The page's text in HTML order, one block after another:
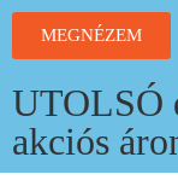
MEGNÉZEM
UTOLSÓ
akciós